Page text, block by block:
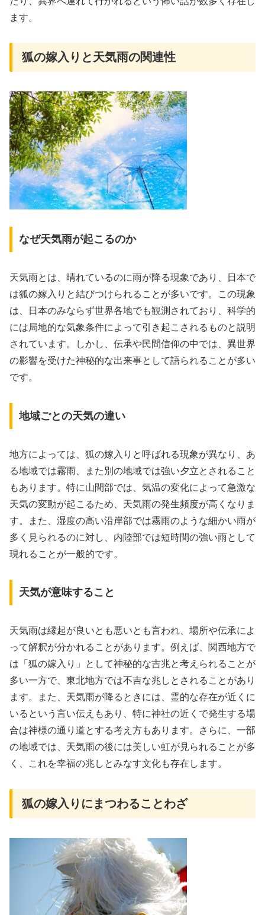
ます。
狐の嫁入りと天気雨の関連性
なぜ天気雨が起こるのか
天気雨とは、晴れているのに雨が降る現象であり、日本で
は狐の嫁入りと結びつけられることが多いです。この現象
は、日本のみならず世界各地でも観測されており、科学的
には局地的な気象条件によって引き起こされるものと説明
されています。しかし、伝承や民間信仰の中では、異世界
の影響を受けた神秘的な出来事として語られることが多い
です。
地域ごとの天気の違い
地方によっては、狐の嫁入りと呼ばれる現象が異なり、あ
る地域では霧雨、また別の地域では強い夕立とされること
もあります。特に山間部では、気温の変化によって急激な
天気の変動が起こるため、天気雨の発生頻度が高くなりま
す。また、湿度の高い沿岸部では霧雨のような細かい雨が
多く見られるのに対し、内陸部では短時間の強い雨として
現れることが一般的です。
天気が意味すること
天気雨は縁起が良いとも悪いとも言われ、場所や伝承によ
って解釈が分かれることがあります。例えば、関西地方で
は「狐の嫁入り」として神秘的な吉兆と考えられることが
多い一方で、東北地方では不吉な兆しとされることがあり
ます。また、天気雨が降るときには、霊的な存在が近くに
いるという言い伝えもあり、特に神社の近くで発生する場
合は神様の通り道とする考え方もあります。さらに、一部
の地域では、天気雨の後には美しい虹が見られることが多
く、これを幸福の兆しとみなす文化も存在します。
狐の嫁入りにまつわることわざ